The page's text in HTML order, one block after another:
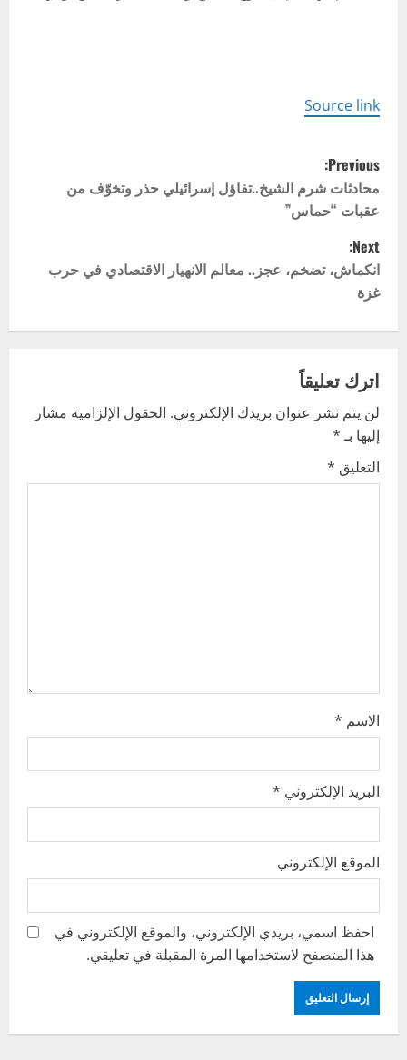
Source link
P
o
s
t
n
v
i
g
Previous:
محادثات شرم الشيخ..تفاؤل إسرائيلي حذر وتخوّف من
عقبات “حماس”
Next:
انكماش، تضخم، عجز.. معالم الانهيار الاقتصادي في حرب
غزة
اترك تعليقاً
لن يتم نشر عنوان بريدك الإلكتروني. الحقول الإلزامية مشار
إليها بـ*
التعليق *
الاسم *
البريد الإلكتروني *
الموقع الإلكتروني
احفظ اسمي، بريدي الإلكتروني، والموقع الإلكتروني في
هذا المتصفح لاستخدامها المرة المقبلة في تعليقي.